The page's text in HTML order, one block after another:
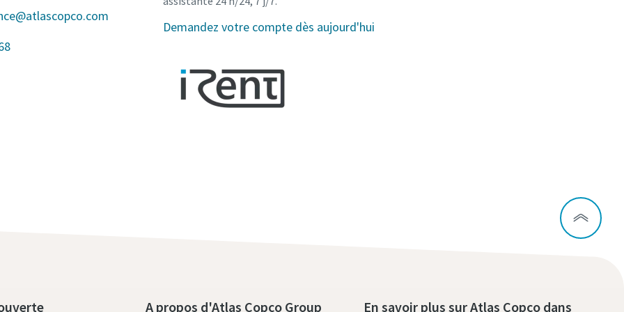
Demandez votre compte dès aujourd'hui
A propos d'Atlas Copco Group En savoir plus sur Atlas Copco dans